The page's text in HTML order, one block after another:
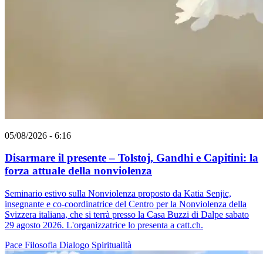
05/08/2026 - 6:16
Disarmare il presente – Tolstoj, Gandhi e Capitini: la
forza attuale della nonviolenza
Seminario estivo sulla Nonviolenza proposto da Katia Senjic,
insegnante e co-coordinatrice del Centro per la Nonviolenza della
Svizzera italiana, che si terrà presso la Casa Buzzi di Dalpe sabato
29 agosto 2026. L'organizzatrice lo presenta a catt.ch.
Pace Filosofia Dialogo Spiritualità